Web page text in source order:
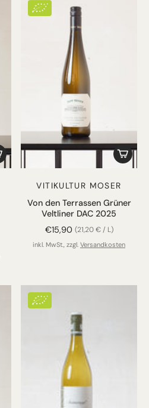
VITIKULTUR MOSER
Von den Terrassen Grüner
Veltliner DAC 2025
€15,90 (21,20 € / L)
inkl. MwSt., zzgl. Versandkosten